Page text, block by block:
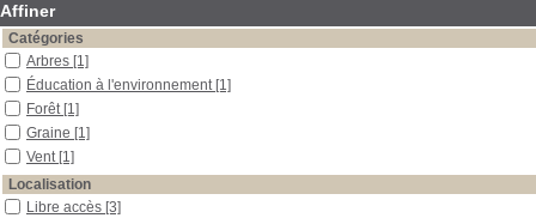
Affiner
Catégories
Arbres [1]
Éducation à l'environnement [1]
Forêt [1]
Graine [1]
Vent [1]
Localisation
Libre accès [3]